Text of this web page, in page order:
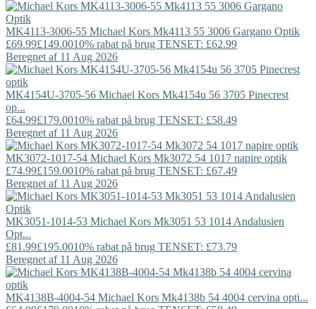
MK4113-3006-55 Michael Kors Mk4113 55 3006 Gargano Optik
£69.99£149.0010% rabat på brug TENSET: £62.99
Beregnet af 11 Aug 2026
MK4154U-3705-56 Michael Kors Mk4154u 56 3705 Pinecrest
op...
£64.99£179.0010% rabat på brug TENSET: £58.49
Beregnet af 11 Aug 2026
MK3072-1017-54 Michael Kors Mk3072 54 1017 napire optik
£74.99£159.0010% rabat på brug TENSET: £67.49
Beregnet af 11 Aug 2026
MK3051-1014-53 Michael Kors Mk3051 53 1014 Andalusien
Opt...
£81.99£195.0010% rabat på brug TENSET: £73.79
Beregnet af 11 Aug 2026
MK4138B-4004-54 Michael Kors Mk4138b 54 4004 cervina opti...